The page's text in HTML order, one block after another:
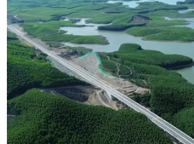
Một cơ sở lọc dầu ở Đảo Khark, Iran.
Trong phiên giao dịch ngày 2/
bật tăng, chạm mức cao nhất
2019, giữa lúc Mỹ xem xét
trừng phạt đối với Iran và
tại Venezuela tiếp tục gián